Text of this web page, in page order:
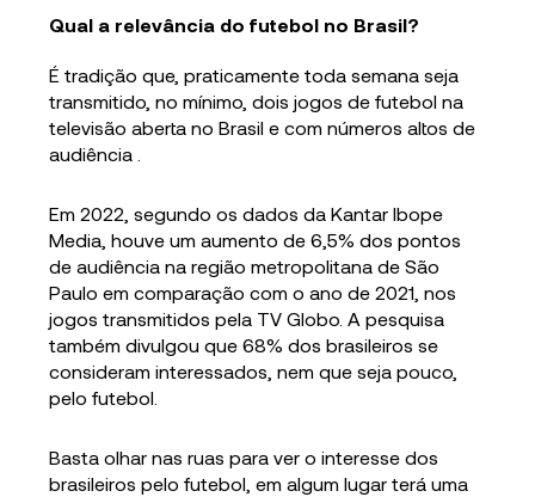
Qual a relevância do futebol no Brasil?
É tradição que, praticamente toda semana seja
transmitido, no mínimo, dois jogos de futebol na
televisão aberta no Brasil e com números altos de
audiência .
Em 2022, segundo os dados da Kantar Ibope
Media, houve um aumento de 6,5% dos pontos
de audiência na região metropolitana de São
Paulo em comparação com o ano de 2021, nos
jogos transmitidos pela TV Globo. A pesquisa
também divulgou que 68% dos brasileiros se
consideram interessados, nem que seja pouco,
pelo futebol.
Basta olhar nas ruas para ver o interesse dos
brasileiros pelo futebol, em algum lugar terá uma